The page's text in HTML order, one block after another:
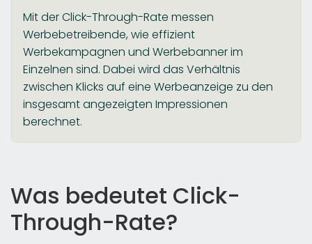
Mit der Click-Through-Rate messen
Werbebetreibende, wie effizient
Werbekampagnen und Werbebanner im
Einzelnen sind. Dabei wird das Verhältnis
zwischen Klicks auf eine Werbeanzeige zu den
insgesamt angezeigten Impressionen
berechnet.
Was bedeutet Click-
Through-Rate?